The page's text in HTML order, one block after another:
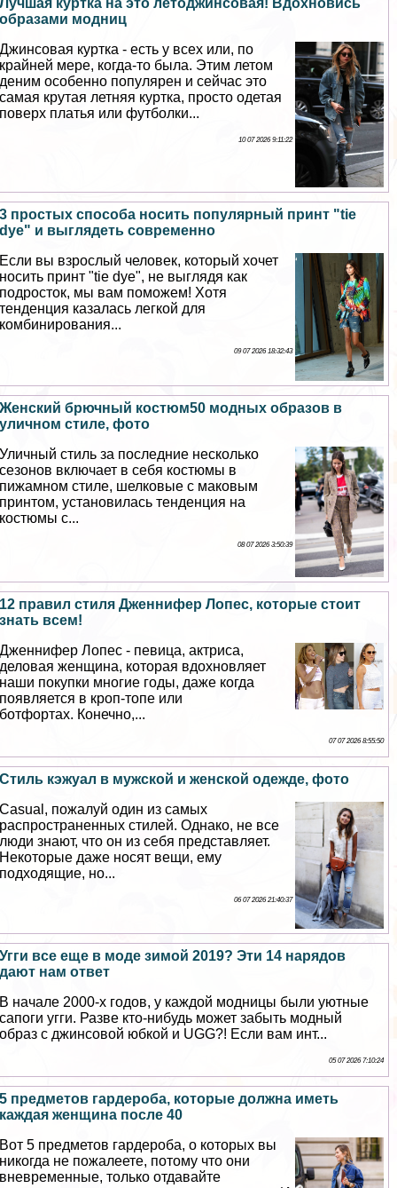
Лучшая куртка на это летоджинсовая! Вдохновись
образами модниц
Джинсовая куртка - есть у всех или, по
крайней мере, когда-то была. Этим летом
деним особенно популярен и сейчас это
самая крутая летняя куртка, просто одетая
поверх платья или футболки...
10 07 2026 9:11:22
3 простых способа носить популярный принт "tie
dye" и выглядеть современно
Если вы взрослый человек, который хочет
носить принт "tie dye", не выглядя как
подросток, мы вам поможем! Хотя
тенденция казалась легкой для
комбинирования...
09 07 2026 18:32:43
Женский брючный костюм50 модных образов в
уличном стиле, фото
Уличный стиль за последние несколько
сезонов включает в себя костюмы в
пижамном стиле, шелковые с маковым
принтом, установилась тенденция на
костюмы с...
08 07 2026 3:50:39
12 правил стиля Дженнифер Лопес, которые стоит
знать всем!
Дженнифер Лопес - певица, актриса,
деловая женщина, которая вдохновляет
наши покупки многие годы, даже когда
появляется в кроп-топе или
ботфортах. Конечно,...
07 07 2026 8:55:50
Стиль кэжуал в мужской и женской одежде, фото
Casual, пожалуй один из самых
распространенных стилей. Однако, не все
люди знают, что он из себя представляет.
Некоторые даже носят вещи, ему
подходящие, но...
06 07 2026 21:40:37
Угги все еще в моде зимой 2019? Эти 14 нарядов
дают нам ответ
В начале 2000-х годов, у каждой модницы были уютные
сапоги угги. Разве кто-нибудь может забыть модный
образ с джинсовой юбкой и UGG?! Если вам инт...
05 07 2026 7:10:24
5 предметов гардероба, которые должна иметь
каждая женщина после 40
Вот 5 предметов гардероба, о которых вы
никогда не пожалеете, потому что они
вневременные, только отдавайте